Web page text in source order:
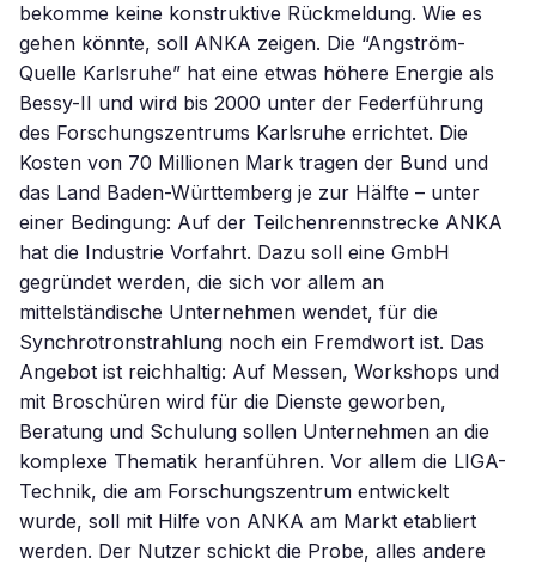
bekomme keine konstruktive Rückmeldung. Wie es
gehen könnte, soll ANKA zeigen. Die “Angström-
Quelle Karlsruhe” hat eine etwas höhere Energie als
Bessy-II und wird bis 2000 unter der Federführung
des Forschungszentrums Karlsruhe errichtet. Die
Kosten von 70 Millionen Mark tragen der Bund und
das Land Baden-Württemberg je zur Hälfte – unter
einer Bedingung: Auf der Teilchenrennstrecke ANKA
hat die Industrie Vorfahrt. Dazu soll eine GmbH
gegründet werden, die sich vor allem an
mittelständische Unternehmen wendet, für die
Synchrotronstrahlung noch ein Fremdwort ist. Das
Angebot ist reichhaltig: Auf Messen, Workshops und
mit Broschüren wird für die Dienste geworben,
Beratung und Schulung sollen Unternehmen an die
komplexe Thematik heranführen. Vor allem die LIGA-
Technik, die am Forschungszentrum entwickelt
wurde, soll mit Hilfe von ANKA am Markt etabliert
werden. Der Nutzer schickt die Probe, alles andere